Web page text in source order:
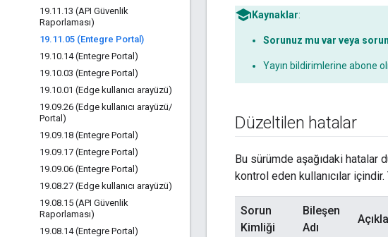
19.11 .13 (API Güvenlik
Raporlaması)
19.11.05 (Entegre Portal)
19.10.14 (Entegre Portal)
19.10.03 (Entegre Portal)
19.10.01 (Edge kullanıcı arayüzü)
19.09.26 (Edge kullanıcı arayüzü/
Portal)
19.09.18 (Entegre Portal)
19.09.17 (Entegre Portal)
19.09.06 (Entegre Portal)
19.08.27 (Edge kullanıcı arayüzü)
19.08.15 (API Güvenlik
Raporlaması)
19.08.14 (Entegre Portal)
Kaynaklar:
Sorunuz mu var veya
Yayın bildirimlerine abone
Düzeltilen hatalar
Bu sürümde aşağıdaki
kontrol eden kullanıcılar içindir.
Sorun
Kimliği
Bileşen
Adı